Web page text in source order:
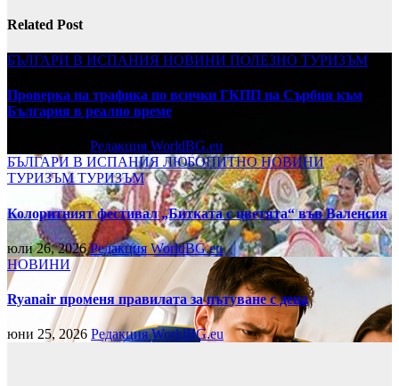
Related Post
БЪЛГАРИ В ИСПАНИЯ НОВИНИ ПОЛЕЗНО ТУРИЗЪМ
Проверка на трафика по всички ГКПП на Сърбия към
България в реално време
Редакция WorldBG.eu
БЪЛГАРИ В ИСПАНИЯ ЛЮБОПИТНОНОВИНИ
ТУРИЗЪМТУРИЗЪМ
Колоритният фестивал „Битката с цветята“ във Валенсия
юли 26, 2026Редакция WorldBG.eu
НОВИНИ
Ryanair променя правилата за пътуване с деца
юни 25, 2026 Редакция WorldBG.eu